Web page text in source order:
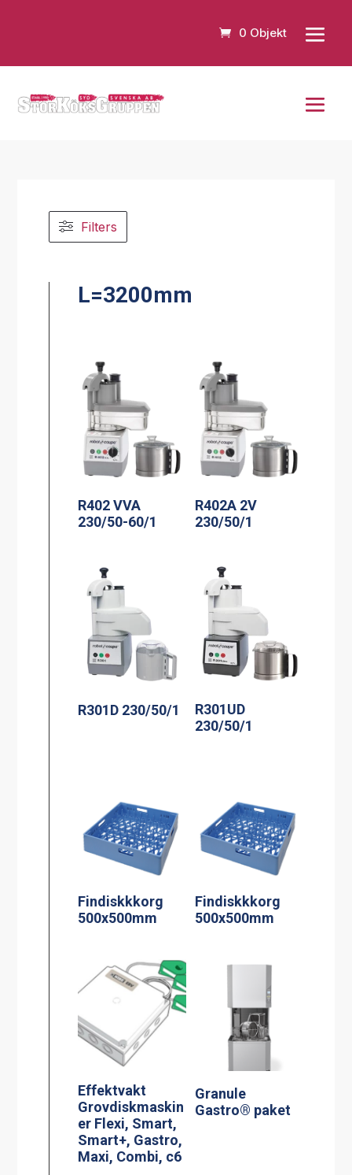
0 Objekt
Filters
L=3200mm
R402 VVA
230/50-60/1
R402A 2V
230/50/1
R301D 230/50/1
R301UD
230/50/1
Findiskkkorg
500x500mm
Findiskkkorg
500x500mm
Effektvakt
Grovdiskmaskin
er Flexi, Smart,
Smart+, Gastro,
Maxi, Combi, c6
Granule
Gastro® paket